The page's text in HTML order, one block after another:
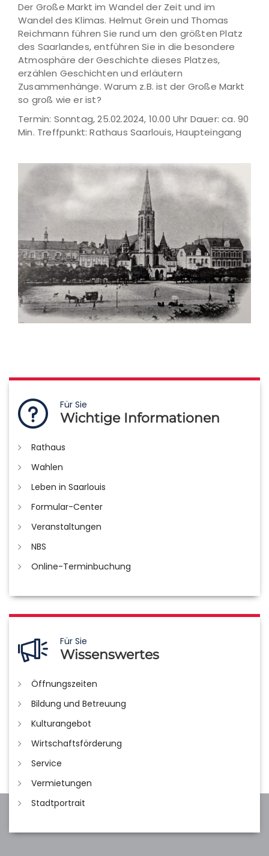
Der Große Markt im Wandel der Zeit und im
Wandel des Klimas. Helmut Grein und Thomas
Reichmann führen Sie rund um den größten Platz
des Saarlandes, entführen Sie in die besondere
Atmosphäre der Geschichte dieses Platzes,
erzählen Geschichten und erläutern
Zusammenhänge. Warum z.B. ist der Große Markt
so groß wie er ist?
Termin: Sonntag, 25.02.2024, 10.00 Uhr Dauer: ca. 90
Min. Treffpunkt: Rathaus Saarlouis, Haupteingang
Für Sie
Wichtige Informationen
Rathaus
Wahlen
Leben in Saarlouis
Formular-Center
Veranstaltungen
NBS
Online-Terminbuchung
Für Sie
Wissenswertes
Öffnungszeiten
Bildung und Betreuung
Kulturangebot
Wirtschaftsförderung
Service
Vermietungen
Stadtportrait